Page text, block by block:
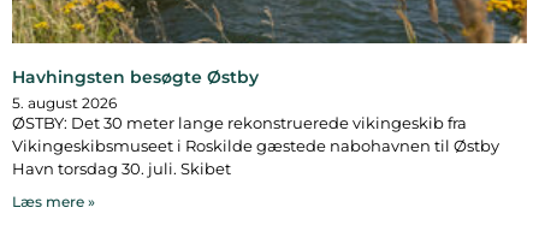
Havhingsten besøgte Østby
5. august 2026
ØSTBY: Det 30 meter lange rekonstruerede vikingeskib fra
Vikingeskibsmuseet i Roskilde gæstede nabohavnen til Østby
Havn torsdag 30. juli. Skibet
Læs mere »